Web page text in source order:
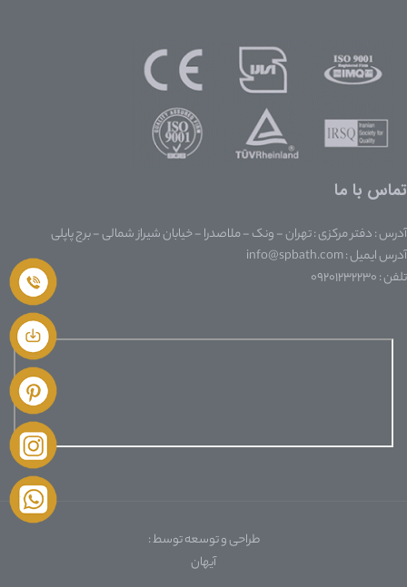
تماس با ما
آدرس : دفتر مرکزی : تهران - ونک - ملاصدرا - خیابان شیراز شمالی - برج پاپلی
آدرس ایمیل : info@spbath.com
تلفن : ۰۹۲۰۱۲۳۲۲۳۰
طراحی و توسعه توسط :
آیهان